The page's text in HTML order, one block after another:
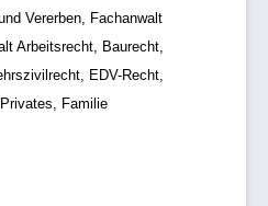
Vererben, Fachanwalt
Arbeitsrecht, Baurecht,
EDV-Recht,
Familie